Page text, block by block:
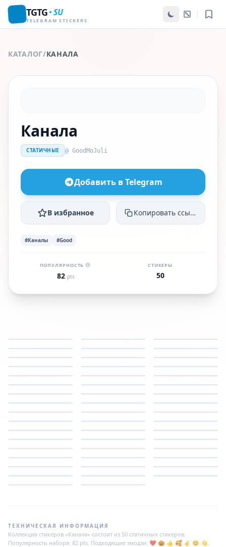
TGTG SU
TELEGRAM STICKERS
КАТАЛОГ/КАНАЛА
Канала
СТАТИЧНЫЕ @ GoodMoJuli
Добавить в Telegram
В избранное Копировать ссылку
#Каналы #Good
ПОПУЛЯРНОСТЬ
82 pts
СТИКЕРЫ
50
ТЕХНИЧЕСКАЯ ИНФОРМАЦИЯ
Коллекция стикеров «Канала» состоит из 50 статичных стикеров.
Популярность набора: 82 pts. Подходящие эмодзи: ❤️ 🎃 👍 🥰 ✌️ 😊 👋.